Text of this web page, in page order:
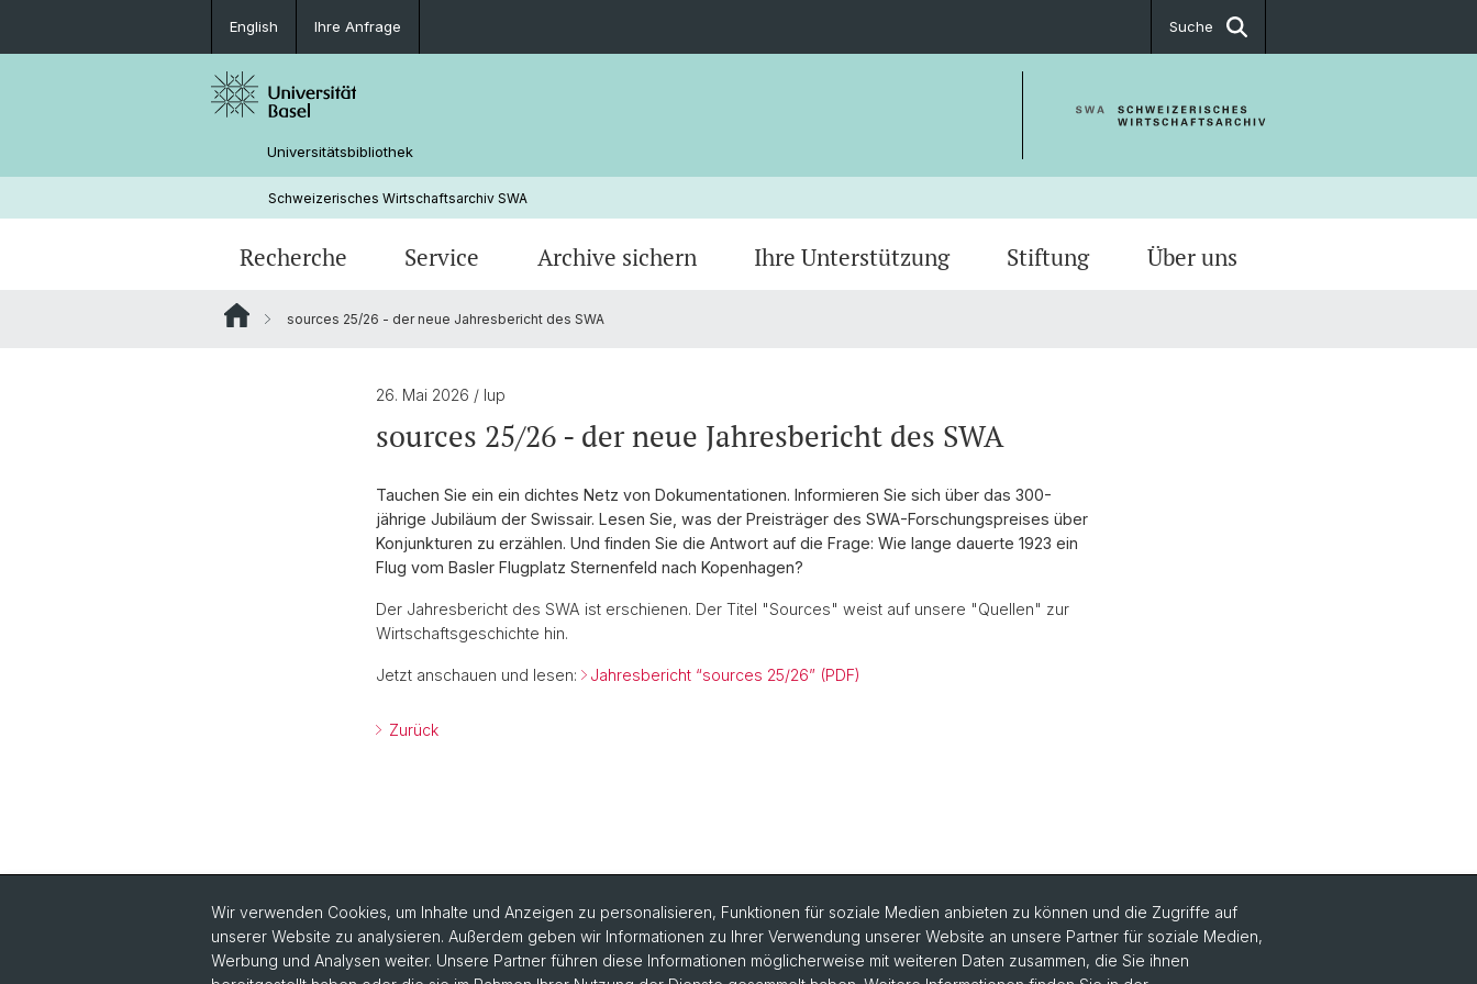
English Ihre Anfrage Suche
Universitätsbibliothek
Schweizerisches Wirtschaftsarchiv SWA
Recherche Service Archive sichern Ihre Unterstützung Stiftung Über uns
sources 25/26 - der neue Jahresbericht des SWA
26. Mai 2026 / lup
sources 25/26 - der neue Jahresbericht des SWA
Tauchen Sie ein ein dichtes Netz von Dokumentationen. Informieren Sie sich über das 300-
jährige Jubiläum der Swissair. Lesen Sie, was der Preisträger des SWA-Forschungspreises über
Konjunkturen zu erzählen. Und finden Sie die Antwort auf die Frage: Wie lange dauerte 1923 ein
Flug vom Basler Flugplatz Sternenfeld nach Kopenhagen?
Der Jahresbericht des SWA ist erschienen. Der Titel "Sources" weist auf unsere "Quellen" zur
Wirtschaftsgeschichte hin.
Jetzt anschauen und lesen: Jahresbericht “sources 25/26” (PDF)
Zurück
Wir verwenden Cookies, um Inhalte und Anzeigen zu personalisieren, Funktionen für soziale Medien anbieten zu können und die Zugriffe auf
unserer Website zu analysieren. Außerdem geben wir Informationen zu Ihrer Verwendung unserer Website an unsere Partner für soziale Medien,
Werbung und Analysen weiter. Unsere Partner führen diese Informationen möglicherweise mit weiteren Daten zusammen, die Sie ihnen